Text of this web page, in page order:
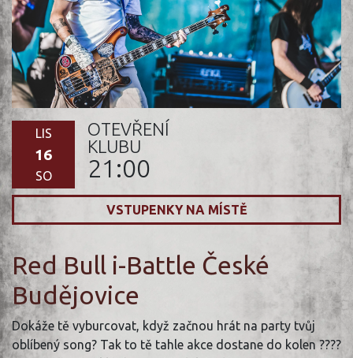
LIS
16
SO
OTEVŘENÍ
KLUBU
21:00
VSTUPENKY NA MÍSTĚ
Red Bull i-Battle České
Budějovice
Dokáže tě vyburcovat, když začnou hrát na party tvůj
oblíbený song? Tak to tě tahle akce dostane do kolen ????